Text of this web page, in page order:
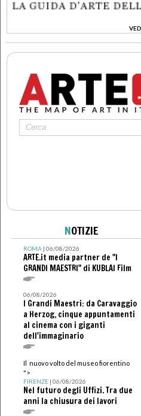
>
NOTIZIE
ROMA| 06/08/2026
ARTE.it media partner de "I
GRANDI MAESTRI" di KUBLAI Film
06/08/2026
I Grandi Maestri: da Caravaggio
a Herzog, cinque appuntamenti
al cinema con i giganti
dell'immaginario
Il nuovo volto del museo fiorentino
">
FIRENZE| 06/08/2026
Nel futuro degli Uffizi. Tra due
anni la chiusura dei lavori